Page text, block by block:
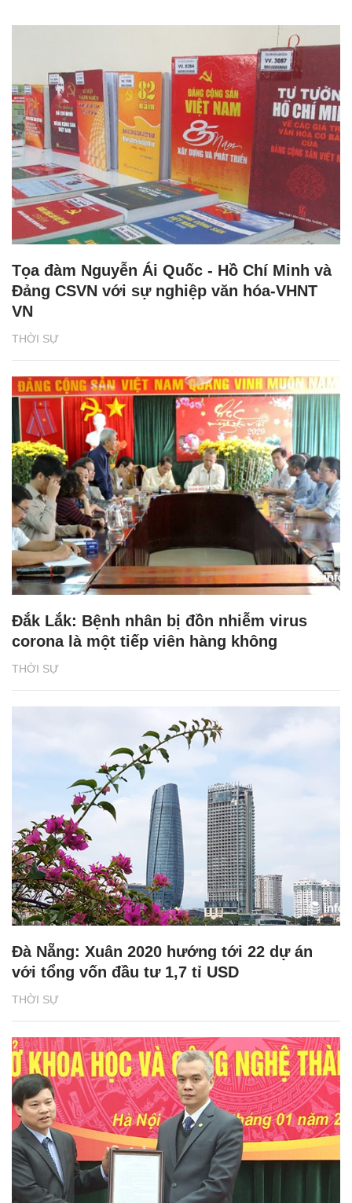
THỜI SỰ
Tọa đàm Nguyễn Ái Quốc - Hồ Chí Minh và
Đảng CSVN với sự nghiệp văn hóa-VHNT
VN
THỜI SỰ
Đắk Lắk: Bệnh nhân bị đồn nhiễm virus
corona là một tiếp viên hàng không
THỜI SỰ
Đà Nẵng: Xuân 2020 hướng tới 22 dự án
với tổng vốn đầu tư 1,7 tỉ USD